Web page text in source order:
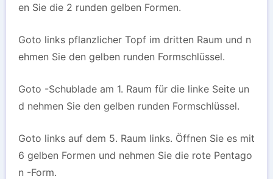
en Sie die 2 runden gelben Formen.
Goto links pflanzlicher Topf im dritten Raum und n
ehmen Sie den gelben runden Formschlüssel.
Goto -Schublade am 1. Raum für die linke Seite un
d nehmen Sie den gelben runden Formschlüssel.
Goto links auf dem 5. Raum links. Öffnen Sie es mit
6 gelben Formen und nehmen Sie die rote Pentago
n -Form.